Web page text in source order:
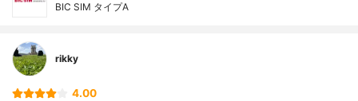
BIC SIM タイプA
rikky
4.00